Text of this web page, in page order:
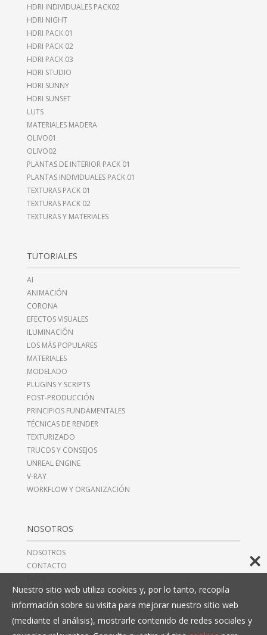
HDRI INDIVIDUALES PACK02
HDRI NIGHT
HDRI PACK 01
HDRI PACK 02
HDRI PACK 03
HDRI STUDIO
HDRI SUNNY
HDRI SUNSET
LUTS
MATERIALES MADERA
OLIVO01
OLIVO02
PLANTAS DE INTERIOR PACK 01
PLANTAS INDIVIDUALES PACK 01
TEXTURAS PACK 01
TEXTURAS PACK 02
TEXTURAS Y MATERIALES
TUTORIALES
AI
ANIMACIÓN
CORONA
EFECTOS VISUALES
ILUMINACIÓN
LOS MÁS POPULARES
MATERIALES
MODELADO
PLUGINS Y SCRIPTS
POST-PRODUCCIÓN
PRINCIPIOS FUNDAMENTALES
TÉCNICAS DE RENDER
TEXTURIZADO
TRUCOS Y CONSEJOS
UNREAL ENGINE
V-RAY
WORKFLOW Y ORGANIZACIÓN
NOSOTROS
NOSOTROS
CONTACTO
AVISO LEGAL
Nuestro sitio web utiliza cookies y, por lo tanto, recopila
información sobre su visita para mejorar nuestro sitio web
(mediante el análisis), mostrarle contenido de redes sociales y